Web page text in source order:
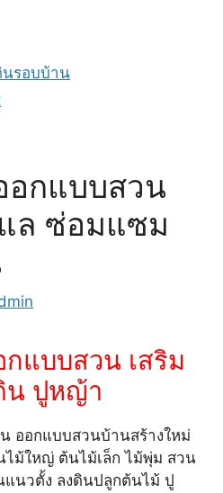
นรอบบ้าน
อกแบบสวน
ล ซ่อมแซม
แบบสวน เสริม
น ปูหญ้า
ออกแบบสวนบ้านสร้างใหม่
ม้ใหญ่ ต้นไม้เล็ก ไม้พุ่ม สวน
นวตั้ง ลงดินปลูกต้นไม้ ปู